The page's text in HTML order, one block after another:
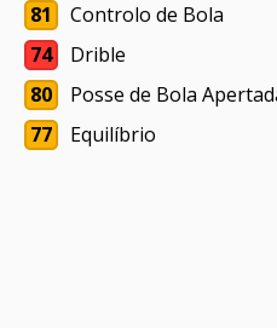
81
Controlo de Bola
74
Drible
80
Posse de Bola
77
Equilíbrio